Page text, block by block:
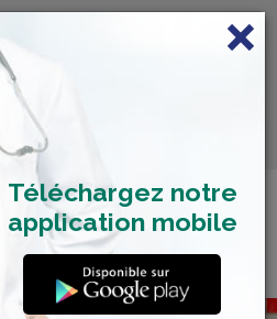
Téléchargez notre
application mobile